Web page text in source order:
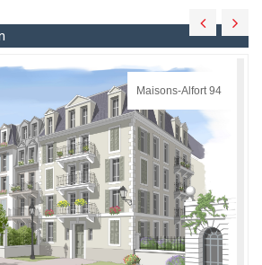
Maisons-Alfort 94